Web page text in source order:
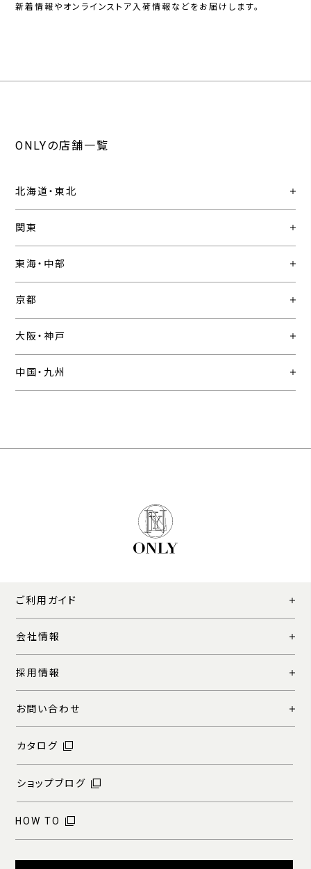
新着情報やオンラインストア入荷情報などをお届けします。
ONLYの店舗一覧
北海道・東北
関東
東海・中部
京都
大阪・神戸
中国・九州
ご利用ガイド
会社情報
採用情報
お問い合わせ
カタログ
ショップブログ
HOW TO